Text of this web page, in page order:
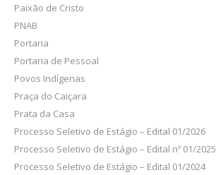
Paixão de Cristo
PNAB
Portaria
Portaria de Pessoal
Povos Indígenas
Praça do Caiçara
Prata da Casa
Processo Seletivo de Estágio – Edital 01/2026
Processo Seletivo de Estágio – Edital nº 01/2025
Processo Seletivo de Estágio – Edital 01/2024